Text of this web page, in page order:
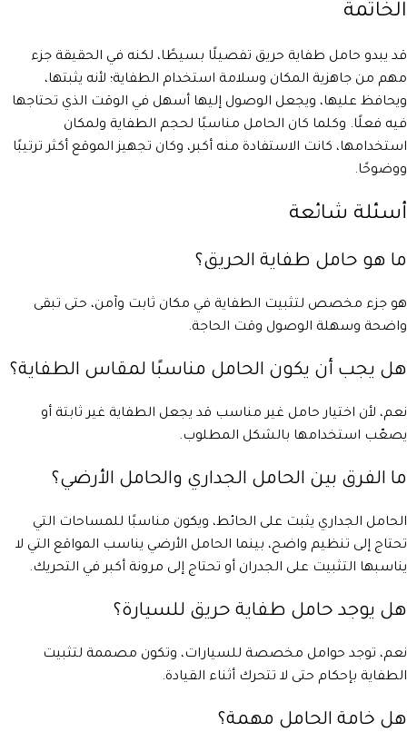
الخاتمة
قد يبدو حامل طفاية حريق تفصيلًا بسيطًا، لكنه في الحقيقة جزء
مهم من جاهزية المكان وسلامة استخدام الطفاية؛ لأنه يثبتها،
ويحافظ عليها، ويجعل الوصول إليها أسهل في الوقت الذي تحتاجها
فيه فعلًا. وكلما كان الحامل مناسبًا لحجم الطفاية ولمكان
استخدامها، كانت الاستفادة منه أكبر، وكان تجهيز الموقع أكثر ترتيبًا
ووضوحًا.
أسئلة شائعة
ما هو حامل طفاية الحريق؟
هو جزء مخصص لتثبيت الطفاية في مكان ثابت وآمن، حتى تبقى
واضحة وسهلة الوصول وقت الحاجة.
هل يجب أن يكون الحامل مناسبًا لمقاس الطفاية؟
نعم، لأن اختيار حامل غير مناسب قد يجعل الطفاية غير ثابتة أو
يصعّب استخدامها بالشكل المطلوب.
ما الفرق بين الحامل الجداري والحامل الأرضي؟
الحامل الجداري يثبت على الحائط، ويكون مناسبًا للمساحات التي
تحتاج إلى تنظيم واضح، بينما الحامل الأرضي يناسب المواقع التي لا
يناسبها التثبيت على الجدران أو تحتاج إلى مرونة أكبر في التحريك.
هل يوجد حامل طفاية حريق للسيارة؟
نعم، توجد حوامل مخصصة للسيارات، وتكون مصممة لتثبيت
الطفاية بإحكام حتى لا تتحرك أثناء القيادة.
هل خامة الحامل مهمة؟